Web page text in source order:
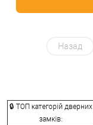
Назад
🔒 ТОП категорій дверних
замків: